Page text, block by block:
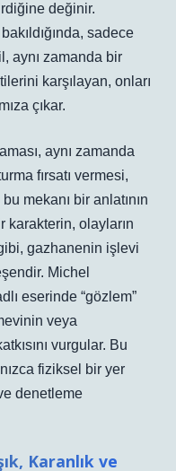
değinir.
sadece
aynı zamanda bir
karşılayan, onları
çıkar.
aynı zamanda
fırsatı vermesi,
mekanı bir anlatının
karakterin, olayların
gazhanenin işlevi
Michel
eserinde “gözlem”
veya
vurgular. Bu
fiziksel bir yer
denetleme
Karanlık ve